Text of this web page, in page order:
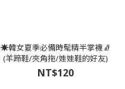
☀️韓女夏季必備時髦精半掌襪🧦
(羊蹄鞋/夾角拖/娃娃鞋的好友)
NT$120